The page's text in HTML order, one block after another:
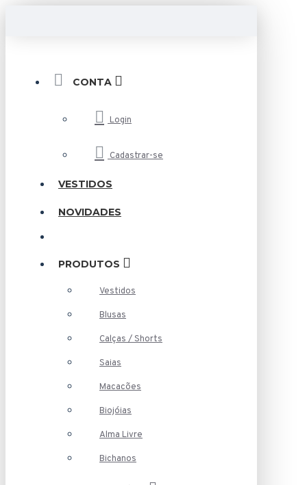
CONTA
Login
Cadastrar-se
VESTIDOS
NOVIDADES
PRODUTOS
Vestidos
Blusas
Calças / Shorts
Saias
Macacões
Biojóias
Alma Livre
Bichanos